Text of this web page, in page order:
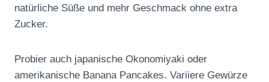
natürliche Süße und mehr Geschmack ohne extra
Zucker.
Probier auch japanische Okonomiyaki oder
amerikanische Banana Pancakes. Variiere Gewürze